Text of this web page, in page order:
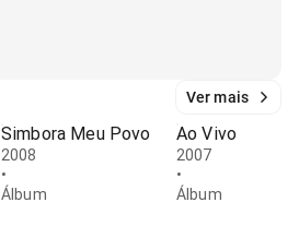
Ver mais
Simbora Meu Povo
2008
•
Álbum
Ao Vivo
2007
•
Álbum